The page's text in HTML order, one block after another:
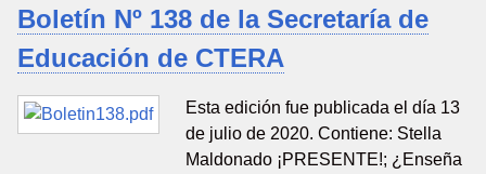
Boletín Nº 138 de la Secretaría de
Educación de CTERA
Esta edición fue publicada el día 13
de julio de 2020. Contiene: Stella
Maldonado ¡PRESENTE!; ¿Enseña